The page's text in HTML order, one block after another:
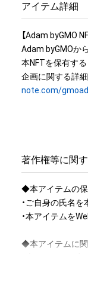
アイテム詳細
【Adam byGMO
Adam byGMOか
本NFTを保有す
note.com/
著作権等に関
◆本アイテムの保
・ご自身の氏名
・本アイテムを
◆本アイテムに